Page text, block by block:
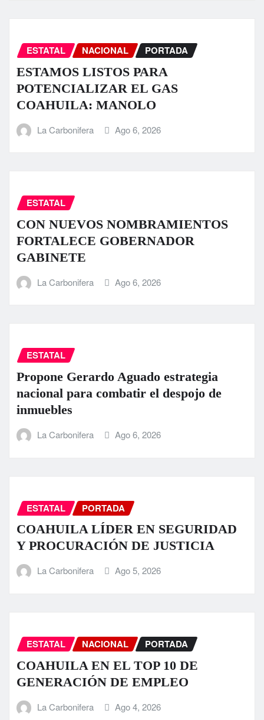
ESTATAL NACIONAL PORTADA
ESTAMOS LISTOS PARA
POTENCIALIZAR EL GAS
COAHUILA: MANOLO
La Carbonifera Ago 6, 2026
ESTATAL
CON NUEVOS NOMBRAMIENTOS
FORTALECE GOBERNADOR
GABINETE
La Carbonifera Ago 6, 2026
ESTATAL
Propone Gerardo Aguado estrategia
nacional para combatir el despojo de
inmuebles
La Carbonifera Ago 6, 2026
ESTATAL PORTADA
COAHUILA LÍDER EN SEGURIDAD
Y PROCURACIÓN DE JUSTICIA
La Carbonifera Ago 5, 2026
ESTATAL NACIONAL PORTADA
COAHUILA EN EL TOP 10 DE
GENERACIÓN DE EMPLEO
La Carbonifera Ago 4, 2026